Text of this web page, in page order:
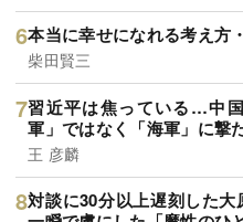
本当に幸せになれる考え方
柴田賢三
習近平は焦っている…中
軍」ではなく「海軍」に撃
王 彦麟
対談に30分以上遅刻した